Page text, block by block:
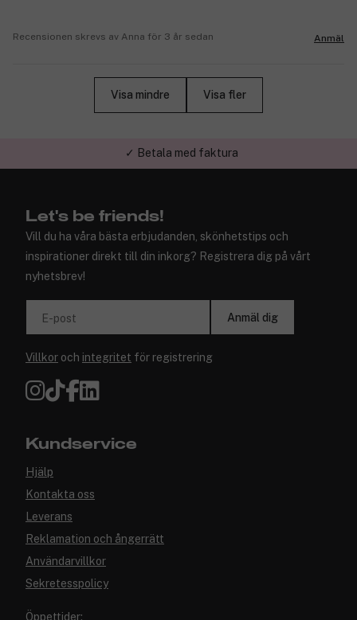
Recensionen skrevs av Anna för 3 år sedan Anmäl
Visa mindre Visa fler
✓ Trygg E-handel
Let's be friends!
Vill du ha våra bästa erbjudanden, skönhetstips och
inspirationer direkt till din inkorg? Registrera dig på vårt
nyhetsbrev!
E-post Anmäl dig
Villkor och integritet för registrering
Kundservice
Hjälp
Kontakta oss
Leverans
Reklamation och ångerrätt
Användarvillkor
Sekretesspolicy
Öppettider: